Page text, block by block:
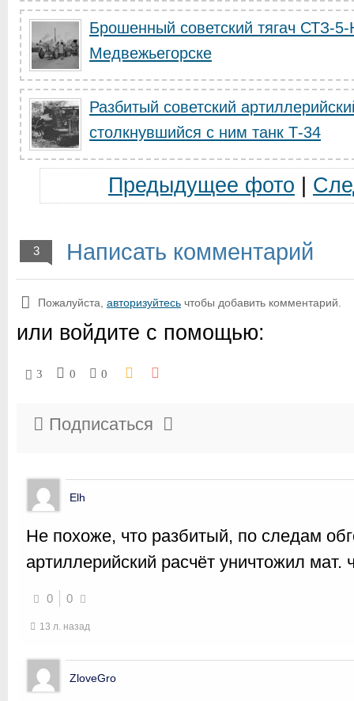
Брошенный советский тягач СТЗ-
Медвежьегорске
Разбитый советский
столкнувшийся с ним танк Т-34
Предыдущее фото
3 Написать комментарий
Пожалуйста, авторизуйтесь чтобы добавить комментарий.
или войдите с помощью:
3 0 0
Подписаться
Elh
Не похоже, что разбитый, по следам
артиллерийский расчёт уничтожил мат.
0 0
13 л. назад
ZloveGro